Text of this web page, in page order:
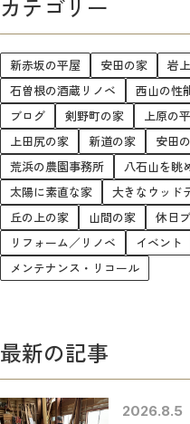
カテゴリー
新赤坂の平屋 安田の家
岩
石曽根の酒蔵リノベ
西山の性
ブログ
剣野町の家 上原の
上田尻の家
新道の家
安田
荒浜の農園事務所
八石山を眺
太陽に素直な家
大きなウッド
丘の上の家
山間の家 休日
リフォーム／リノベ
イベント
メンテナンス・リコール
最新の記事
2026.8.5